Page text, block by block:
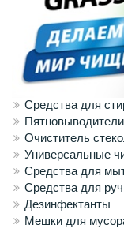
Средства для
Пятновыводители
Очиститель
Универсальные
Средства для
Средства для
Дезинфектанты
Мешки для